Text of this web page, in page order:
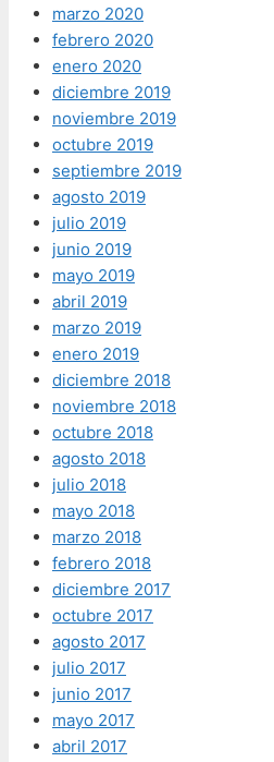
marzo 2020
febrero 2020
enero 2020
diciembre 2019
noviembre 2019
octubre 2019
septiembre 2019
agosto 2019
julio 2019
junio 2019
mayo 2019
abril 2019
marzo 2019
enero 2019
diciembre 2018
noviembre 2018
octubre 2018
agosto 2018
julio 2018
mayo 2018
marzo 2018
febrero 2018
diciembre 2017
octubre 2017
agosto 2017
julio 2017
junio 2017
mayo 2017
abril 2017